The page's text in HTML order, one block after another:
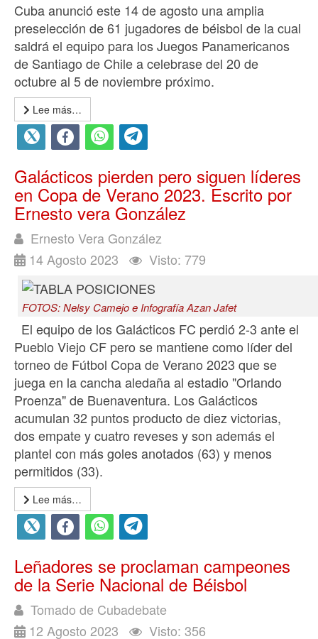
Cuba anunció este 14 de agosto una amplia
preselección de 61 jugadores de béisbol de la cual
saldrá el equipo para los Juegos Panamericanos
de Santiago de Chile a celebrase del 20 de
octubre al 5 de noviembre próximo.
Lee más…
Galácticos pierden pero siguen líderes
en Copa de Verano 2023. Escrito por
Ernesto vera González
Ernesto Vera González
14 Agosto 2023
Visto: 779
FOTOS: Nelsy Camejo e Infografía Azan Jafet
El equipo de los Galácticos FC perdió 2-3 ante el
Pueblo Viejo CF pero se mantiene como líder del
torneo de Fútbol Copa de Verano 2023 que se
juega en la cancha aledaña al estadio "Orlando
Proenza" de Buenaventura. Los Galácticos
acumulan 32 puntos producto de diez victorias,
dos empate y cuatro reveses y son además el
plantel con más goles anotados (63) y menos
permitidos (33).
Lee más…
Leñadores se proclaman campeones
de la Serie Nacional de Béisbol
Tomado de Cubadebate
12 Agosto 2023
Visto: 356